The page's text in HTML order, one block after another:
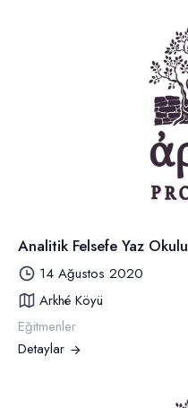
Analitik Felsefe Yaz Okulu
14 Ağustos 2020
Arkhé Köyü
Eğitmenler
Detaylar